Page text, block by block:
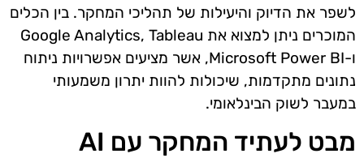
לשפר את הדיוק והיעילות של תהליכי המחקר. בין הכלים
המוכרים ניתן למצוא את Google Analytics, Tableau
ו-Microsoft Power BI, אשר מציעים אפשרויות ניתוח
נתונים מתקדמות, שיכולות להוות יתרון משמעותי
במעבר לשוק הבינלאומי.
מבט לעתיד המחקר עם AI